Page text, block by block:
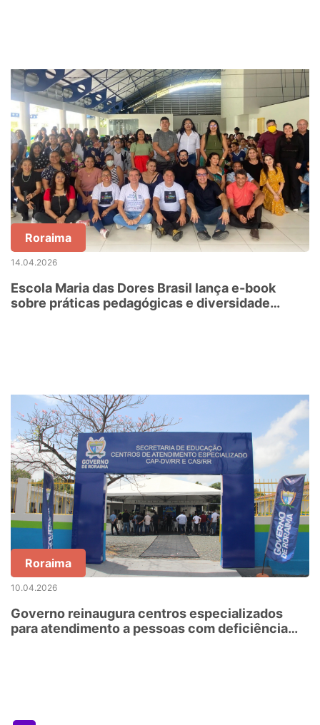
Roraima
14.04.2026
Escola Maria das Dores Brasil lança e-book
sobre práticas pedagógicas e diversidade
Roraima
10.04.2026
Governo reinaugura centros especializados
para atendimento a pessoas com deficiência